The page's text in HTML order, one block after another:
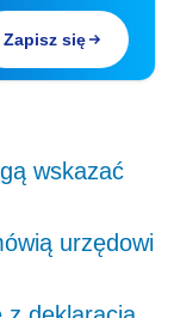
Zapisz się
wskazać
urzędowi